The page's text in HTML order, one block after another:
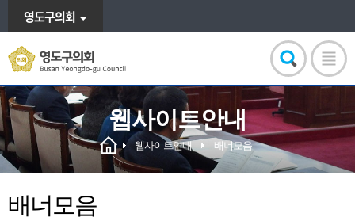
영도구의회
웹사이트안내
웹사이트안내 배너모음
배너모음